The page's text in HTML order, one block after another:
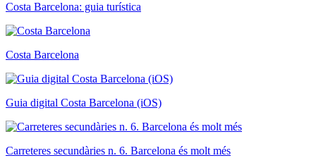
Costa Barcelona: guia turística
Costa Barcelona
Guia digital Costa Barcelona (iOS)
Carreteres secundàries n. 6. Barcelona és molt més